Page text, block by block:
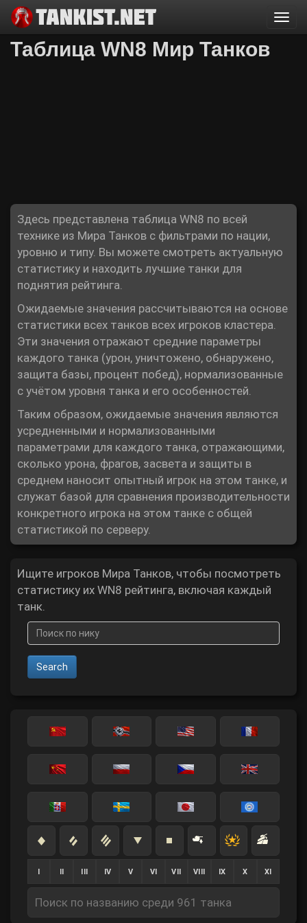
Таблица WN8 Мир Танков
Здесь представлена таблица WN8 по всей
технике из Мира Танков с фильтрами по нации,
уровню и типу. Вы можете смотреть актуальную
статистику и находить лучшие танки для
поднятия рейтинга.
Ожидаемые значения рассчитываются на основе
статистики всех танков всех игроков кластера.
Эти значения отражают средние параметры
каждого танка (урон, уничтожено, обнаружено,
защита базы, процент побед), нормализованные
с учётом уровня танка и его особенностей.
Таким образом, ожидаемые значения являются
усредненными и нормализованными
параметрами для каждого танка, отражающими,
сколько урона, фрагов, засвета и защиты в
среднем наносит опытный игрок на этом танке, и
служат базой для сравнения производительности
конкретного игрока на этом танке с общей
статистикой по серверу.
Ищите игроков Мира Танков, чтобы посмотреть
статистику их WN8 рейтинга, включая каждый
танк.
Search
I II III IV V VI VII VIII IX X XI